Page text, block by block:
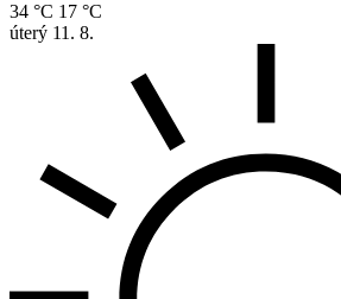
34 °C 17 °C
úterý 11. 8.